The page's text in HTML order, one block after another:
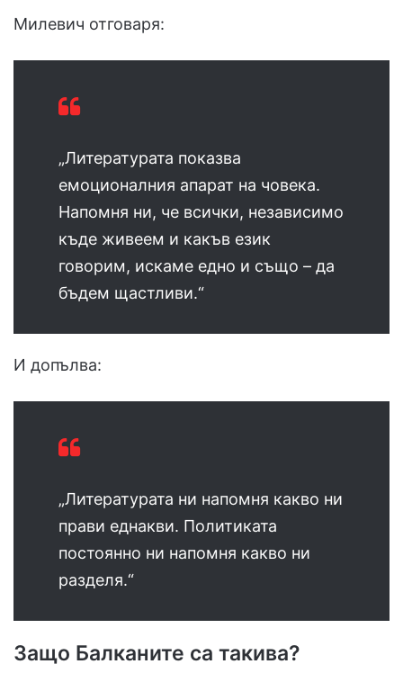
Милевич отговаря:
„Литературата показва
емоционалния апарат на човека.
Напомня ни, че всички, независимо
къде живеем и какъв език
говорим, искаме едно и също – да
бъдем щастливи.“
И допълва:
„Литературата ни напомня какво ни
прави еднакви. Политиката
постоянно ни напомня какво ни
разделя.“
Защо Балканите са такива?